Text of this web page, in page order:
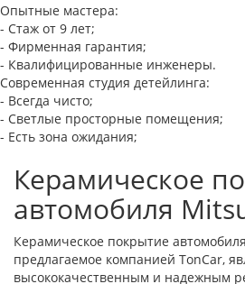
Опытные мастера:
- Стаж от 9 лет;
- Фирменная гарантия;
- Квалифицированные инженеры.
Современная студия детейлинга:
- Всегда чисто;
- Светлые просторные помещения;
- Есть зона ожидания;
Керамическое
автомобиля
Керамическое покрытие
предлагаемое компанией TonCar,
высококачественным и надежным